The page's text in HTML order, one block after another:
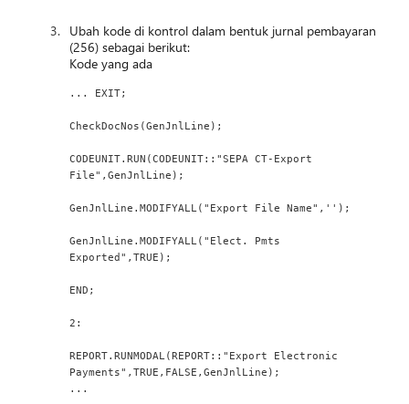
Ubah kode di kontrol dalam bentuk jurnal pembayaran
(256) sebagai berikut:
Kode yang ada
... EXIT;
CheckDocNos(GenJnlLine);
CODEUNIT.RUN(CODEUNIT::"SEPA CT-Export
File",GenJnlLine);
GenJnlLine.MODIFYALL("Export File Name",'');
GenJnlLine.MODIFYALL("Elect. Pmts
Exported",TRUE);
END;
2:
REPORT.RUNMODAL(REPORT::"Export Electronic
Payments",TRUE,FALSE,GenJnlLine);
...